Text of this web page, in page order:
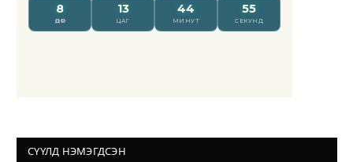
СҮҮЛД НЭМЭГДСЭН